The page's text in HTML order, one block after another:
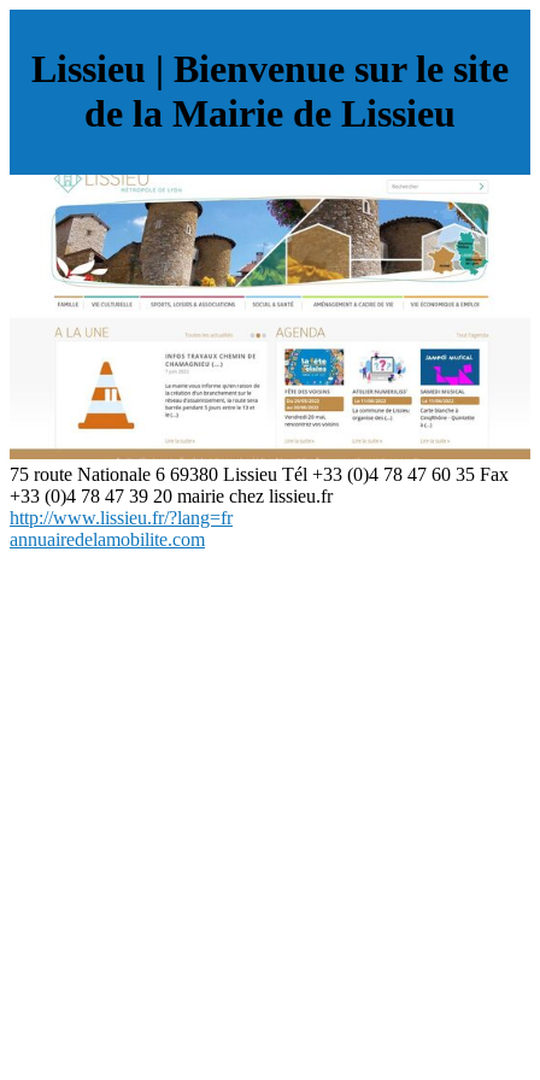
Lissieu | Bienvenue sur le site
de la Mairie de Lissieu
75 route Nationale 6 69380 Lissieu Tél +33 (0)4 78 47 60 35 Fax
+33 (0)4 78 47 39 20 mairie chez lissieu.fr
http://www.lissieu.fr/?lang=fr
annuairedelamobilite.com